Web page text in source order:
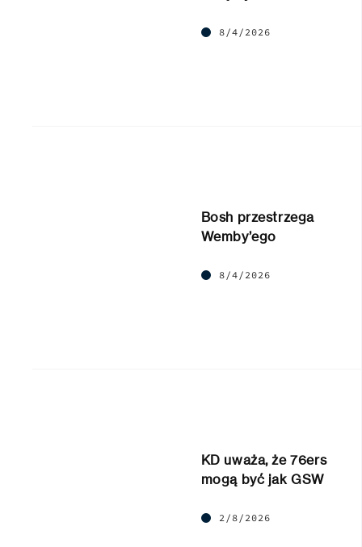
8/4/2026
Bosh przestrzega
Wemby’ego
8/4/2026
KD uważa, że 76ers
mogą być jak GSW
2/8/2026